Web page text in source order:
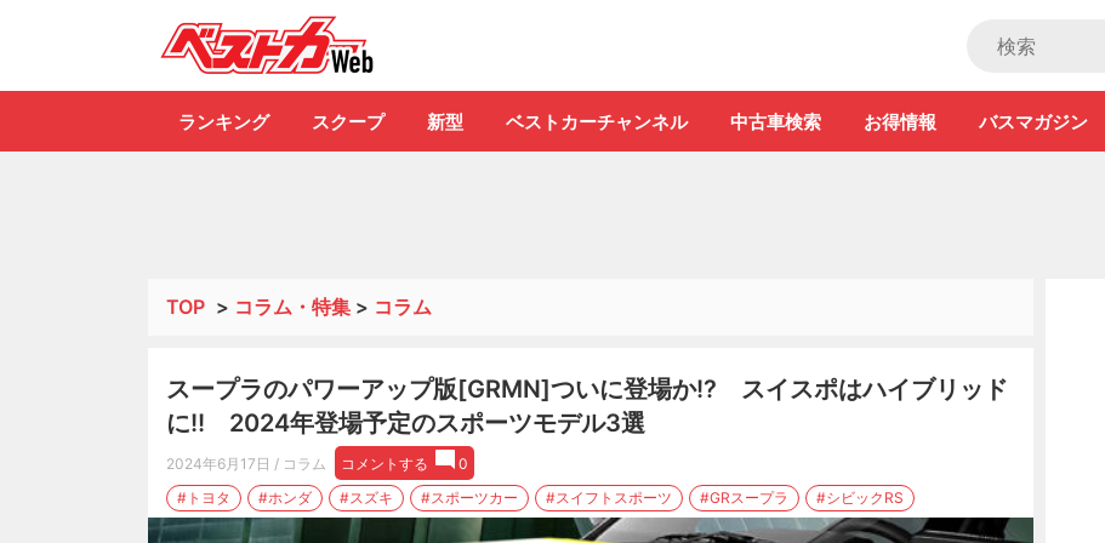
ランキング スクープ 新型 ベストカーチャンネル 中古車検索 お得情報 バスマガジン
TOP > コラム・特集 > コラム
スープラのパワーアップ版[GRMN]ついに登場か!? スイスポはハイブリッド
に!! 2024年登場予定のスポーツモデル3選
2024年6月17日 / コラム コメントする
0
#トヨタ
#ホンダ #スズキ #スポーツカー #スイフトスポーツ #GRスープラ #シビックRS